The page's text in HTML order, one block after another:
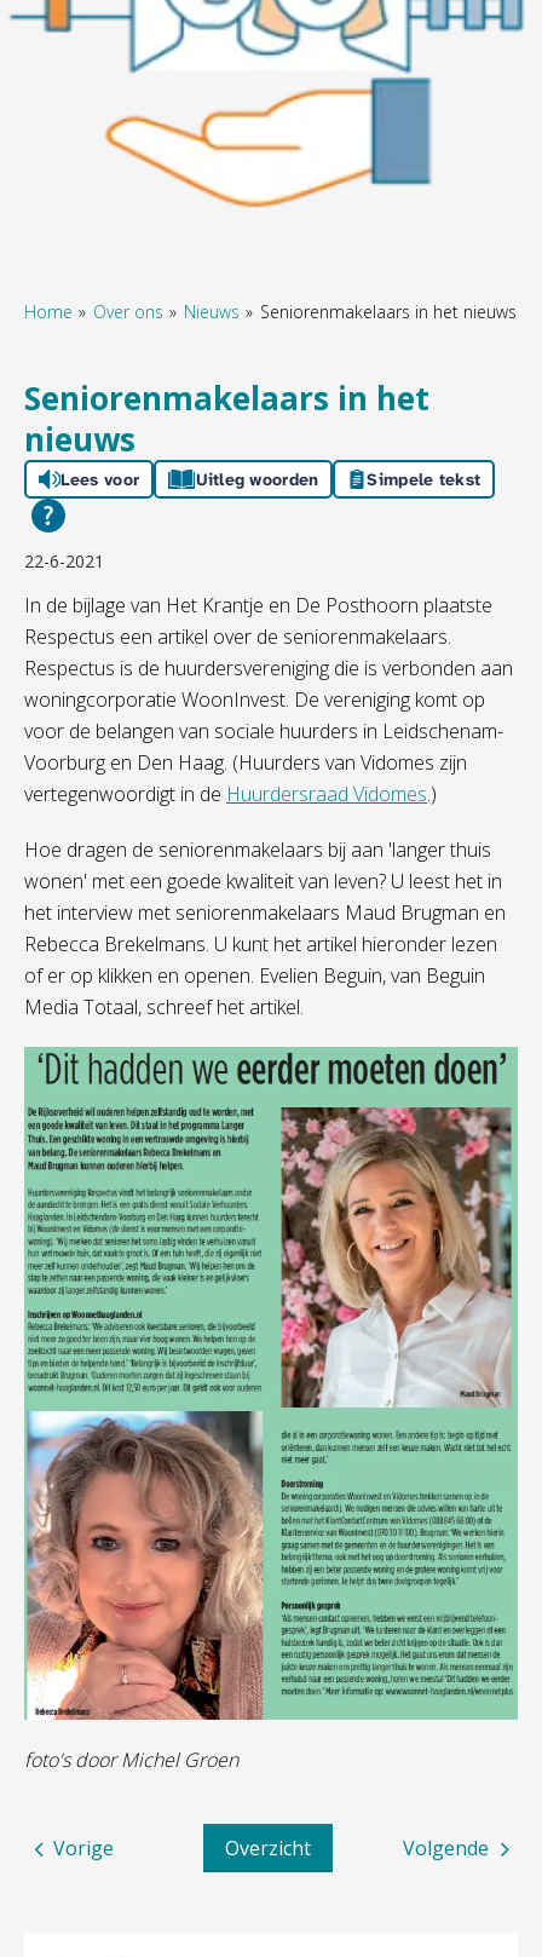
Home Over ons Nieuws Seniorenmakelaars in het nieuws
Seniorenmakelaars in het
nieuws
Lees voor Uitleg woorden Simpele tekst
22-6-2021
In de bijlage van Het Krantje en De Posthoorn plaatste
Respectus een artikel over de seniorenmakelaars.
Respectus is de huurdersvereniging die is verbonden aan
woningcorporatie WoonInvest. De vereniging komt op
voor de belangen van sociale huurders in Leidschenam-
Voorburg en Den Haag. (Huurders van Vidomes zijn
vertegenwoordigt in de Huurdersraad Vidomes.)
Hoe dragen de seniorenmakelaars bij aan 'langer thuis
wonen' met een goede kwaliteit van leven? U leest het in
het interview met seniorenmakelaars Maud Brugman en
Rebecca Brekelmans. U kunt het artikel hieronder lezen
of er op klikken en openen. Evelien Beguin, van Beguin
Media Totaal, schreef het artikel.
foto's door Michel Groen
Volgende
Overzicht
Vorige